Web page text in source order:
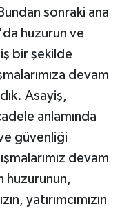
sonraki ana
huzurun ve
bir şekilde
devam
Asayiş,
anlamında
güvenliği
devam
huzurunun,
yatırımcımızın